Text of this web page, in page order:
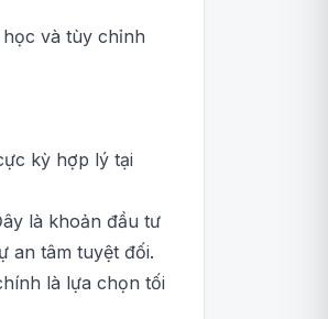
và tùy chỉnh
kỳ hợp lý tại
là khoản đầu tư
an tâm tuyệt đối.
là lựa chọn tối